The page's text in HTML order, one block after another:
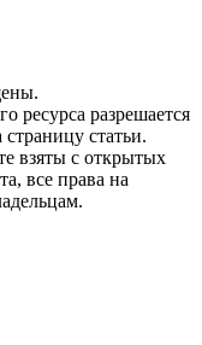
ресурса разрешается
статьи.
взяты с открытых
все права на